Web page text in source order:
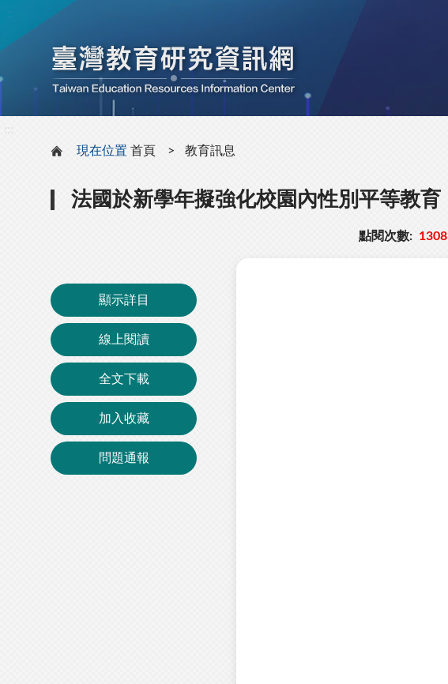
現在位置 首頁 教育訊息
法國於新學年擬強化校園內性別平等教育
點閱次數: 1308
顯示詳目
線上閱讀
全文下載
加入收藏
問題通報